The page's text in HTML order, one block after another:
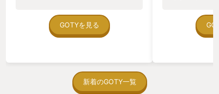
GOTYを見る
ていた。 ただ
在を知ってから
う。気になる。
新着のGOTY一覧